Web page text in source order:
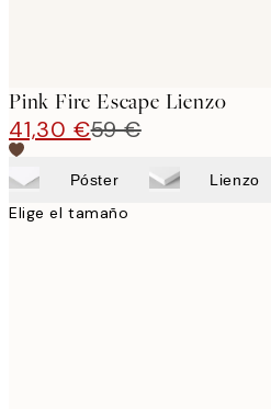
Pink Fire Escape Lienzo
41,30 €59 €
Póster Lienzo
Elige el tamaño